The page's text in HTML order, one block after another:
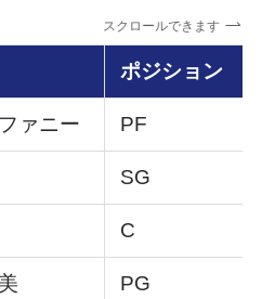
スクロールできます
ポジション
ァニー PF
SG
C
PG